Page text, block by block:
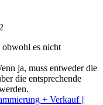
obwohl es nicht
ja, muss entweder die
die entsprechende
+ Verkauf ||